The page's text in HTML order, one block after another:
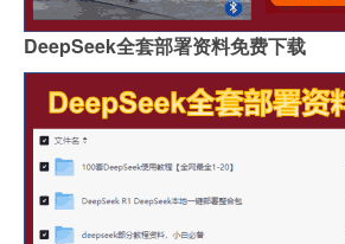
DeepSeek全套部署资料免费下载